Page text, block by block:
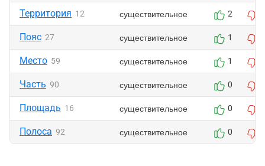
Территория 12 существительное 2
Пояс 27 существительное 1
Место 59 существительное 1
Часть 90 существительное 0
Площадь 16 существительное 0
Полоса 92 существительное 0